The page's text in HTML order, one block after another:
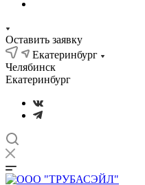
Оставить заявку
Екатеринбург
Челябинск
Екатеринбург